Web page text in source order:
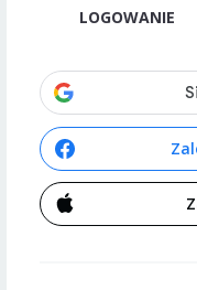
LOGOWANIE